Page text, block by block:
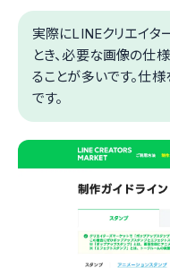
実際にLINEクリエイタ
とき、必要な画像の仕
ることが多いです。仕
です。